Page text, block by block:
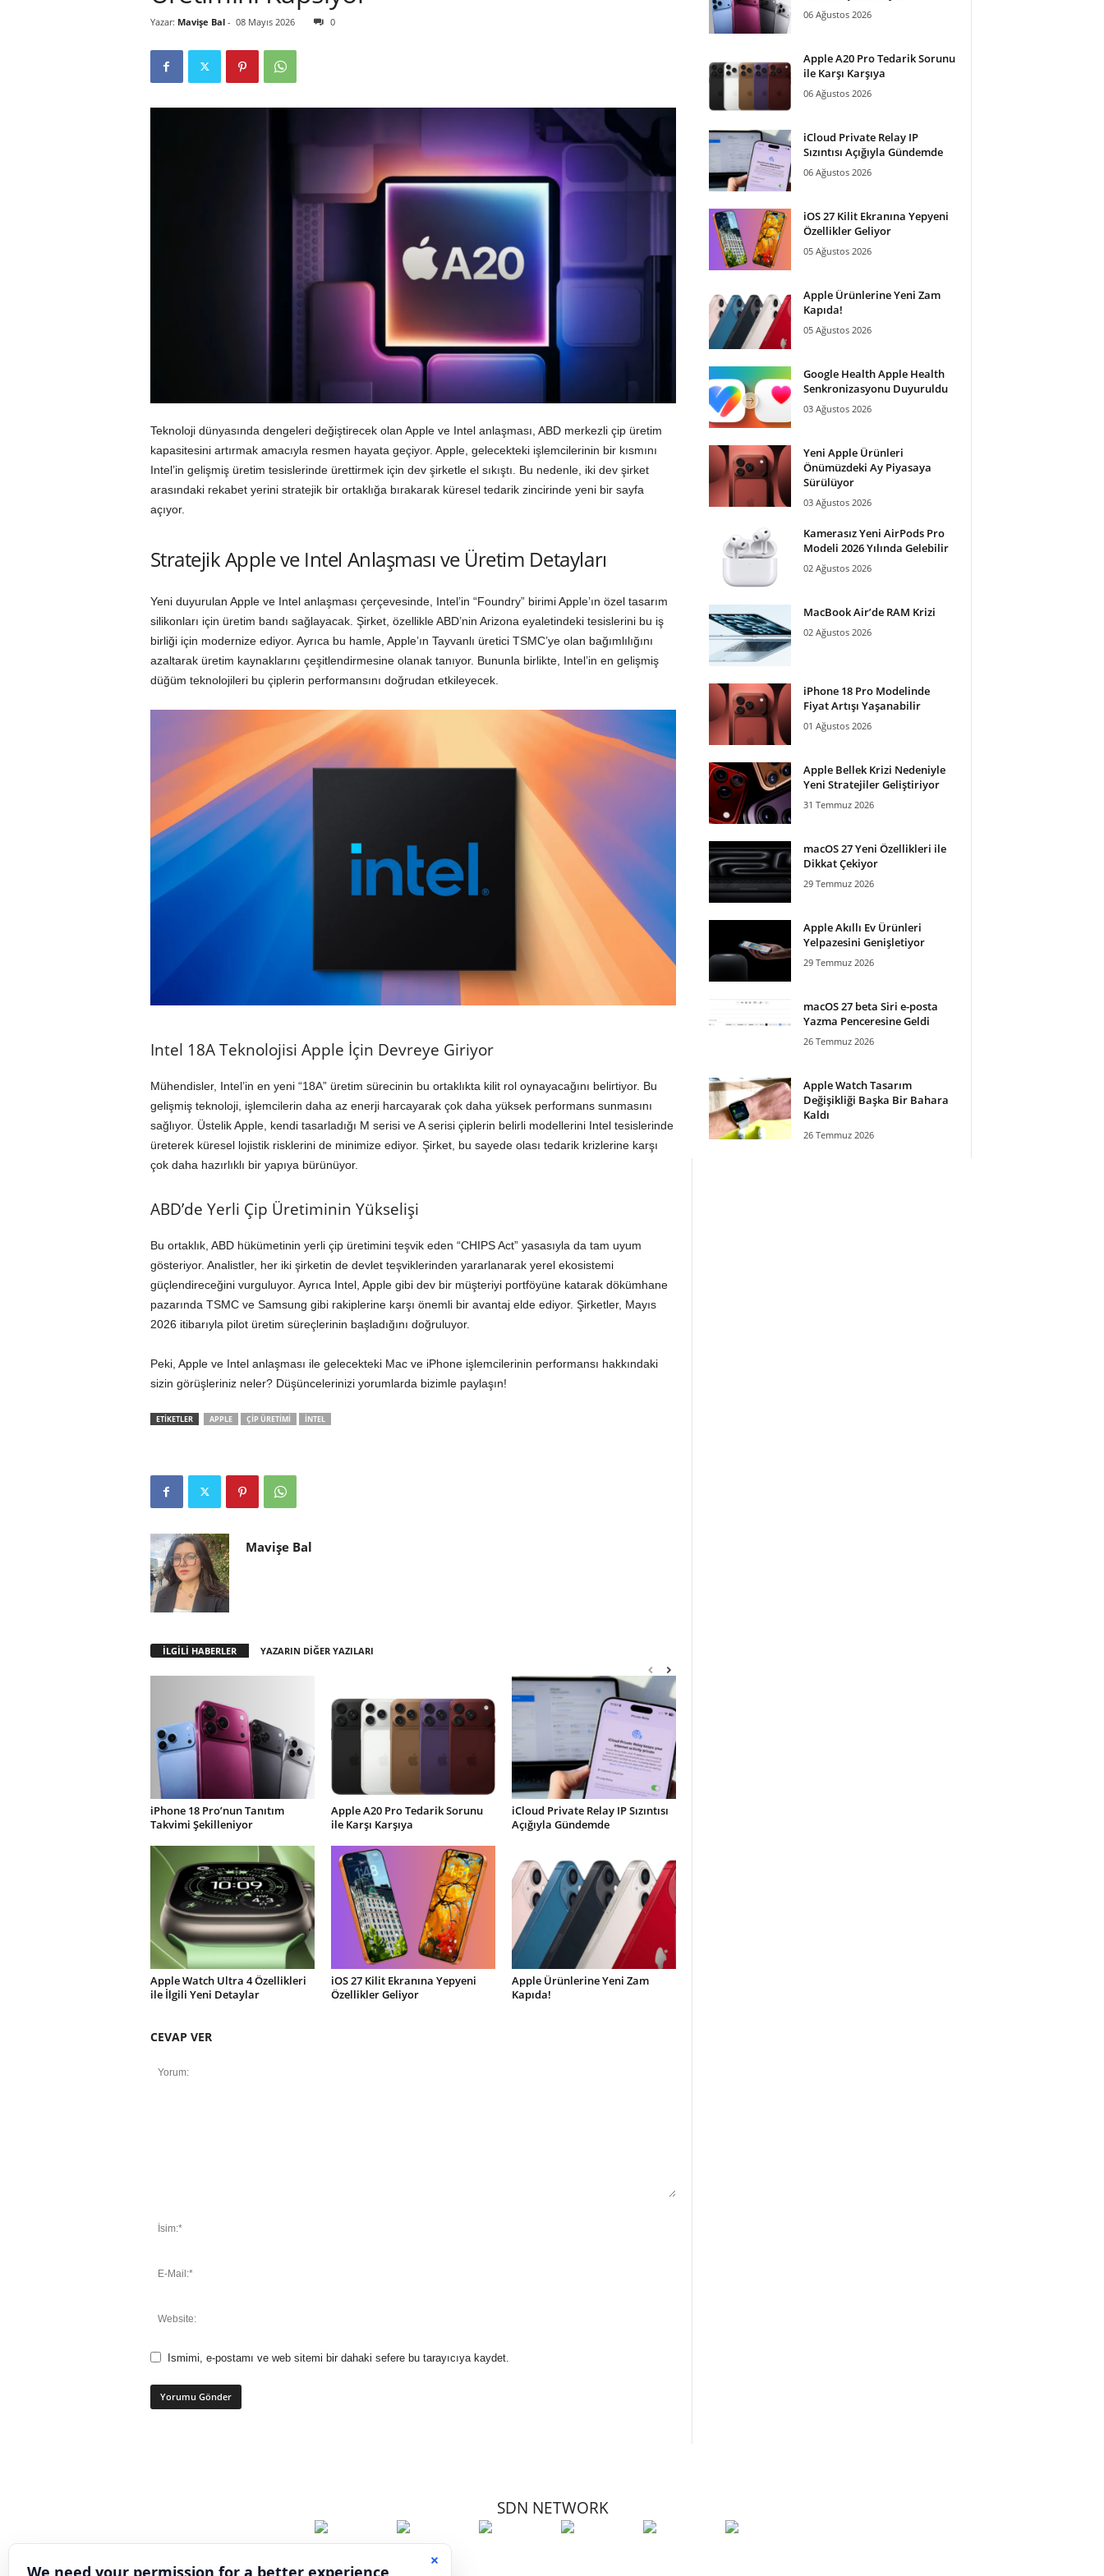
i
Yazar: Mavişe Bal- 08 Mayıs 2026 0
Teknoloji dünyasında dengeleri değiştirecek olan Apple ve Intel anlaşması, ABD merkezli çip üretim
kapasitesini artırmak amacıyla resmen hayata geçiyor. Apple, gelecekteki işlemcilerinin bir kısmını
Intel’in gelişmiş üretim tesislerinde ürettirmek için dev şirketle el sıkıştı. Bu nedenle, iki dev şirket
arasındaki rekabet yerini stratejik bir ortaklığa bırakarak küresel tedarik zincirinde yeni bir sayfa
açıyor.
Stratejik Apple ve Intel Anlaşması ve Üretim Detayları
Yeni duyurulan Apple ve Intel anlaşması çerçevesinde, Intel’in “Foundry” birimi Apple’ın özel tasarım
silikonları için üretim bandı sağlayacak. Şirket, özellikle ABD’nin Arizona eyaletindeki tesislerini bu iş
birliği için modernize ediyor. Ayrıca bu hamle, Apple’ın Tayvanlı üretici TSMC’ye olan bağımlılığını
azaltarak üretim kaynaklarını çeşitlendirmesine olanak tanıyor. Bununla birlikte, Intel’in en gelişmiş
düğüm teknolojileri bu çiplerin performansını doğrudan etkileyecek.
Intel 18A Teknolojisi Apple İçin Devreye Giriyor
Mühendisler, Intel’in en yeni “18A” üretim sürecinin bu ortaklıkta kilit rol oynayacağını belirtiyor. Bu
gelişmiş teknoloji, işlemcilerin daha az enerji harcayarak çok daha yüksek performans sunmasını
sağlıyor. Üstelik Apple, kendi tasarladığı M serisi ve A serisi çiplerin belirli modellerini Intel tesislerinde
üreterek küresel lojistik risklerini de minimize ediyor. Şirket, bu sayede olası tedarik krizlerine karşı
çok daha hazırlıklı bir yapıya bürünüyor.
ABD’de Yerli Çip Üretiminin Yükselişi
Bu ortaklık, ABD hükümetinin yerli çip üretimini teşvik eden “CHIPS Act” yasasıyla da tam uyum
gösteriyor. Analistler, her iki şirketin de devlet teşviklerinden yararlanarak yerel ekosistemi
güçlendireceğini vurguluyor. Ayrıca Intel, Apple gibi dev bir müşteriyi portföyüne katarak dökümhane
pazarında TSMC ve Samsung gibi rakiplerine karşı önemli bir avantaj elde ediyor. Şirketler, Mayıs
2026 itibarıyla pilot üretim süreçlerinin başladığını doğruluyor.
Peki, Apple ve Intel anlaşması ile gelecekteki Mac ve iPhone işlemcilerinin performansı hakkındaki
sizin görüşleriniz neler? Düşüncelerinizi yorumlarda bizimle paylaşın!
ETİKETLER APPLE ÇIP ÜRETIMI INTEL
Mavişe Bal
İLGİLİ HABERLER YAZARIN DİĞER YAZILARI
iPhone 18 Pro’nun Tanıtım
Takvimi Şekilleniyor
Apple A20 Pro Tedarik Sorunu
ile Karşı Karşıya
iCloud Private Relay IP Sızıntısı
Açığıyla Gündemde
Apple Watch Ultra 4 Özellikleri
ile İlgili Yeni Detaylar
iOS 27 Kilit Ekranına Yepyeni
Özellikler Geliyor
Apple Ürünlerine Yeni Zam
Kapıda!
CEVAP VER
Ismimi, e-postamı ve web sitemi bir dahaki sefere bu tarayıcıya kaydet.
06 Ağustos 2026
Apple A20 Pro Tedarik Sorunu
ile Karşı Karşıya
06 Ağustos 2026
iCloud Private Relay IP
Sızıntısı Açığıyla Gündemde
06 Ağustos 2026
iOS 27 Kilit Ekranına Yepyeni
Özellikler Geliyor
05 Ağustos 2026
Apple Ürünlerine Yeni Zam
Kapıda!
05 Ağustos 2026
Google Health Apple Health
Senkronizasyonu Duyuruldu
03 Ağustos 2026
Yeni Apple Ürünleri
Önümüzdeki Ay Piyasaya
Sürülüyor
03 Ağustos 2026
Kamerasız Yeni AirPods Pro
Modeli 2026 Yılında Gelebilir
02 Ağustos 2026
MacBook Air’de RAM Krizi
02 Ağustos 2026
iPhone 18 Pro Modelinde
Fiyat Artışı Yaşanabilir
01 Ağustos 2026
Apple Bellek Krizi Nedeniyle
Yeni Stratejiler Geliştiriyor
31 Temmuz 2026
macOS 27 Yeni Özellikleri ile
Dikkat Çekiyor
29 Temmuz 2026
Apple Akıllı Ev Ürünleri
Yelpazesini Genişletiyor
29 Temmuz 2026
macOS 27 beta Siri e-posta
Yazma Penceresine Geldi
26 Temmuz 2026
Apple Watch Tasarım
Değişikliği Başka Bir Bahara
Kaldı
26 Temmuz 2026
SDN NETWORK